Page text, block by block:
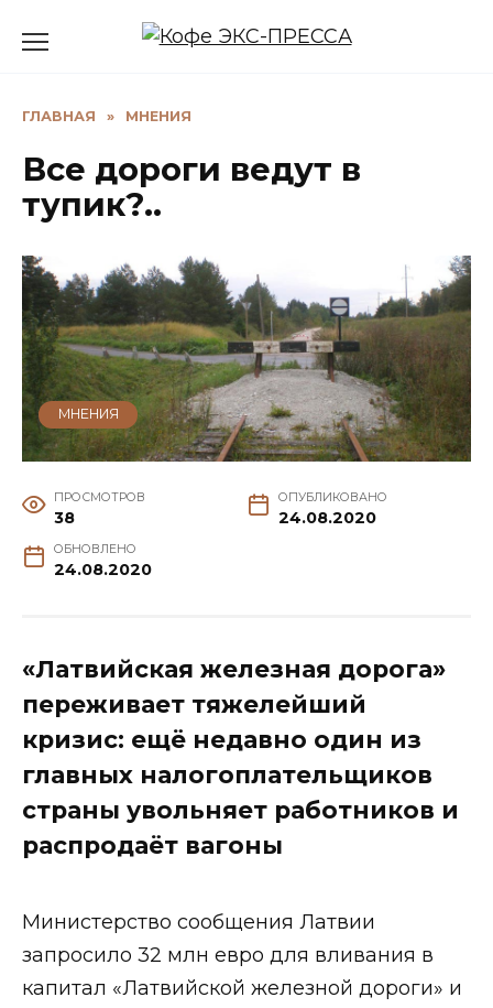
ГЛАВНАЯ » МНЕНИЯ
Все дороги ведут в
тупик?..
МНЕНИЯ
ПРОСМОТРОВ
38
ОПУБЛИКОВАНО
24.08.2020
ОБНОВЛЕНО
24.08.2020
«Латвийская железная дорога»
переживает тяжелейший
кризис: ещё недавно один из
главных налогоплательщиков
страны увольняет работников и
распродаёт вагоны
Министерство сообщения Латвии
запросило 32 млн евро для вливания в
капитал «Латвийской железной дороги» и